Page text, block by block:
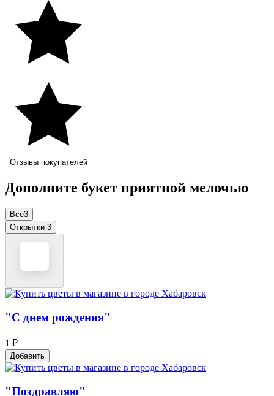
Отзывы покупателей
Дополните букет приятной мелочью
Все3
Открытки 3
"С днем рождения"
1 ₽
Добавить
"Поздравляю"